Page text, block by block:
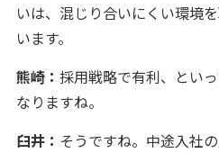
いは、混じり合いにくい環境
います。
熊崎： 採用戦略で有利、とい
なりますね。
臼井： そうですね。中途入社